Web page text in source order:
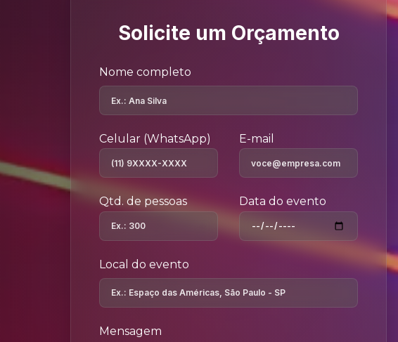
Solicite um Orçamento
Nome completo
Celular (WhatsApp) E-mail
Qtd. de pessoas Data do evento
Local do evento
Mensagem